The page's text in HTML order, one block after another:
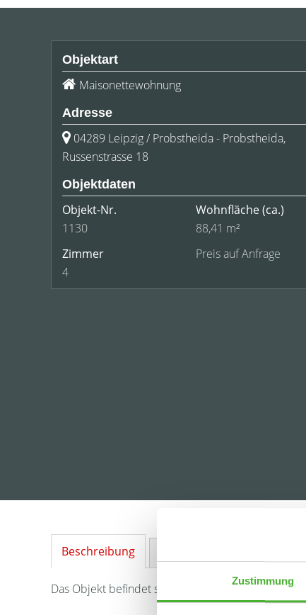
Zustimmung
Objektart
Maisonettewohnung
Adresse
04289 Leipzig / Probstheida - Probstheida,
Russenstrasse 18
Objektdaten
Objekt-Nr.
1130
Wohnfläche(ca.)
88,41 m²
Zimmer
4
Preis auf Anfrage
Beschreibung
Das Objekt befindet sich in ruhiger und grüner